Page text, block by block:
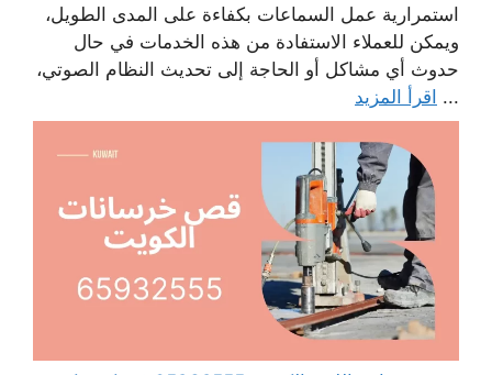
استمرارية عمل السماعات بكفاءة على المدى الطويل،
ويمكن للعملاء الاستفادة من هذه الخدمات في حال
حدوث أي مشاكل أو الحاجة إلى تحديث النظام الصوتي،
... اقرأ المزيد